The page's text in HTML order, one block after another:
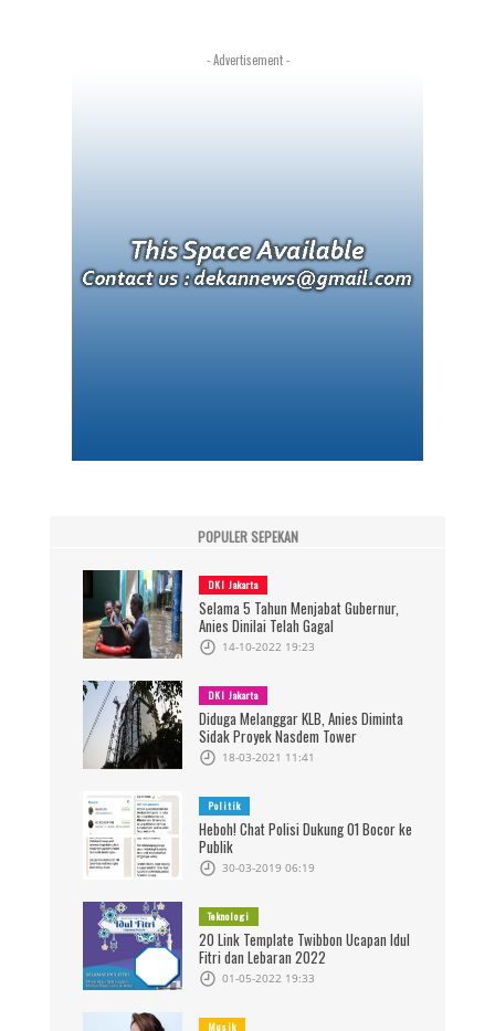
- Advertisement -
POPULER SEPEKAN
DKI Jakarta
Selama 5 Tahun Menjabat Gubernur,
Anies Dinilai Telah Gagal
14-10-2022 19:23
DKI Jakarta
Diduga Melanggar KLB, Anies Diminta
Sidak Proyek Nasdem Tower
18-03-2021 11:41
Politik
Heboh! Chat Polisi Dukung 01 Bocor ke
Publik
30-03-2019 06:19
Teknologi
20 Link Template Twibbon Ucapan Idul
Fitri dan Lebaran 2022
01-05-2022 19:33
Musik